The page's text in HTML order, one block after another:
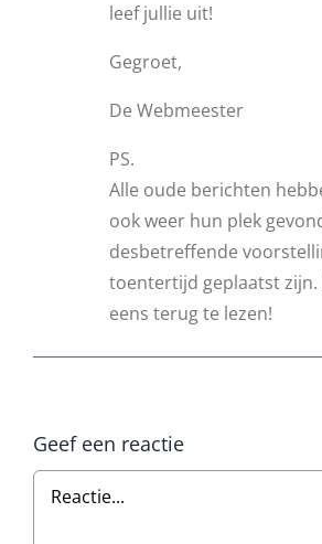
leef jullie uit!
Gegroet,
De Webmeester
PS.
Alle oude berichten
ook weer hun plek
desbetreffende
toentertijd geplaatst zijn.
eens terug te lezen!
Geef een reactie
Reactie